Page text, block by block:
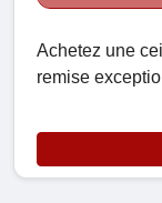
Achetez une
remise